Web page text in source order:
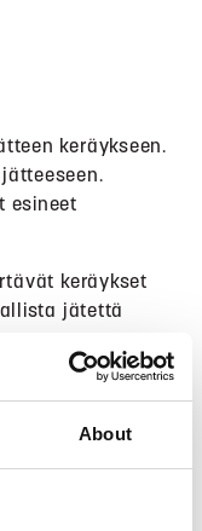
About
keräykseen.
esineet
keräykset
jätettä